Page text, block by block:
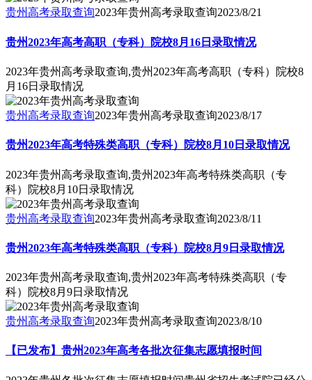
贵州高考录取查询2023年贵州高考录取查询2023/8/21
贵州2023年高考高职（专科）院校8月16日录取情况
2023年贵州高考录取查询,贵州2023年高考高职（专科）院校8
月16日录取情况
贵州高考录取查询2023年贵州高考录取查询2023/8/17
贵州2023年高考特殊类高职（专科）院校8月10日录取情况
2023年贵州高考录取查询,贵州2023年高考特殊类高职（专
科）院校8月10日录取情况
贵州高考录取查询2023年贵州高考录取查询2023/8/11
贵州2023年高考特殊类高职（专科）院校8月9日录取情况
2023年贵州高考录取查询,贵州2023年高考特殊类高职（专
科）院校8月9日录取情况
贵州高考录取查询2023年贵州高考录取查询2023/8/10
【已发布】贵州2023年高考各批次征集志愿填报时间